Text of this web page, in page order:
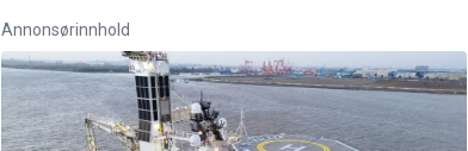
Annonsørinnhold